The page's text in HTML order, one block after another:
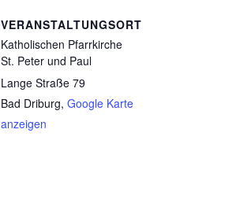
VERANSTALTUNGSORT
Katholischen Pfarrkirche
St. Peter und Paul
Lange Straße 79
Bad Driburg, Google Karte
anzeigen